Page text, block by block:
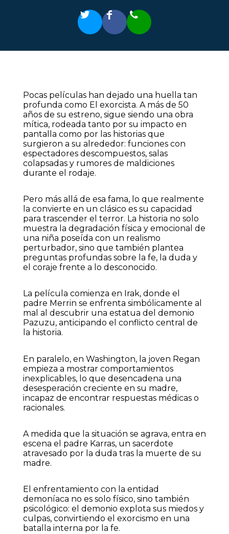
Pocas películas han dejado una huella tan
profunda como El exorcista. A más de 50
años de su estreno, sigue siendo una obra
mítica, rodeada tanto por su impacto en
pantalla como por las historias que
surgieron a su alrededor: funciones con
espectadores descompuestos, salas
colapsadas y rumores de maldiciones
durante el rodaje.
Pero más allá de esa fama, lo que realmente
la convierte en un clásico es su capacidad
para trascender el terror. La historia no solo
muestra la degradación física y emocional de
una niña poseída con un realismo
perturbador, sino que también plantea
preguntas profundas sobre la fe, la duda y
el coraje frente a lo desconocido.
La película comienza en Irak, donde el
padre Merrin se enfrenta simbólicamente al
mal al descubrir una estatua del demonio
Pazuzu, anticipando el conflicto central de
la historia.
En paralelo, en Washington, la joven Regan
empieza a mostrar comportamientos
inexplicables, lo que desencadena una
desesperación creciente en su madre,
incapaz de encontrar respuestas médicas o
racionales.
A medida que la situación se agrava, entra en
escena el padre Karras, un sacerdote
atravesado por la duda tras la muerte de su
madre.
El enfrentamiento con la entidad
demoníaca no es solo físico, sino también
psicológico: el demonio explota sus miedos y
culpas, convirtiendo el exorcismo en una
batalla interna por la fe.